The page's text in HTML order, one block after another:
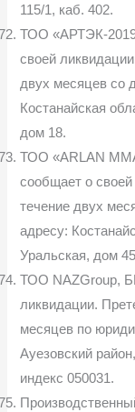
115/1, каб. 402.
ТОО «АРТЭК-
своей
двух месяцев со
Костанайская
дом 18.
ТОО «ARLAN
сообщает о
течение двух
адресу:
Уральская, дом
ТОО NAZGroup,
ликвидации.
месяцев по
Ауезовский
индекс 050031.